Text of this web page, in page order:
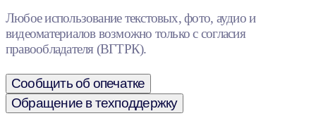
Любое использование текстовых, фото, аудио и
видеоматериалов возможно только с согласия
правообладателя (ВГТРК).
Сообщить об опечатке
Обращение в техподдержку